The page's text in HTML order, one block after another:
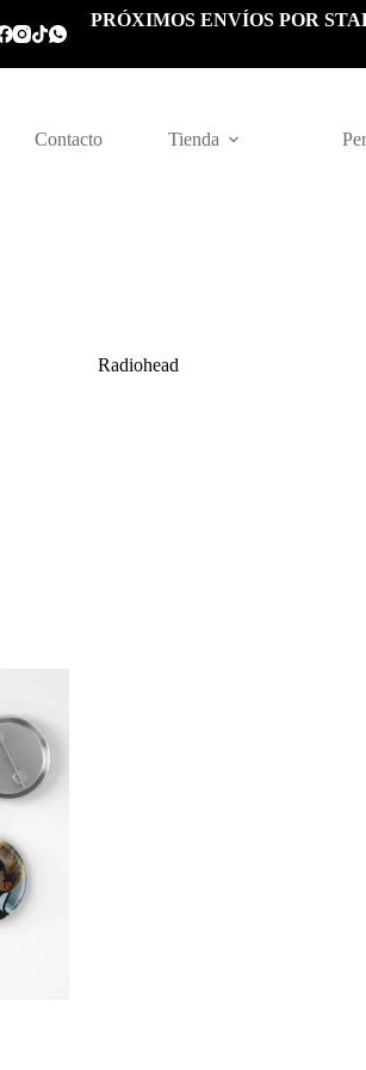
PRÓXIMOS ENVÍOS POR
Contacto Tienda
Radiohead